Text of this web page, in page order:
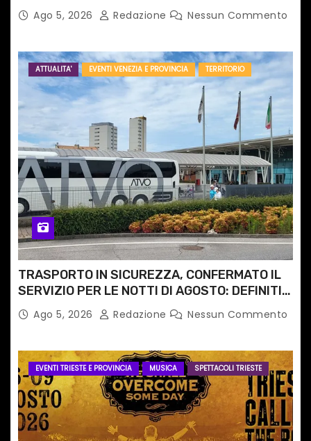
Ago 5, 2026 Redazione Nessun Commento
ATTUALITA' EVENTI VENEZIA E PROVINCIA TERRITORIO
TRASPORTO IN SICUREZZA, CONFERMATO IL
SERVIZIO PER LE NOTTI DI AGOSTO: DEFINITI
PERCORSI, FERMATE E ORARIO
Ago 5, 2026 Redazione Nessun Commento
EVENTI TRIESTE E PROVINCIA MUSICA SPETTACOLI TRIESTE